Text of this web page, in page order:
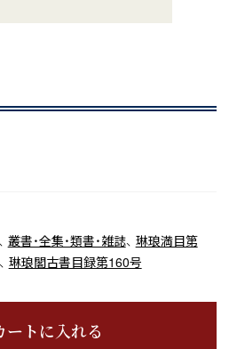
、 叢書・全集・類書・雑誌、 琳琅満目第
、 琳琅閣古書目録第160号
ートに入れる